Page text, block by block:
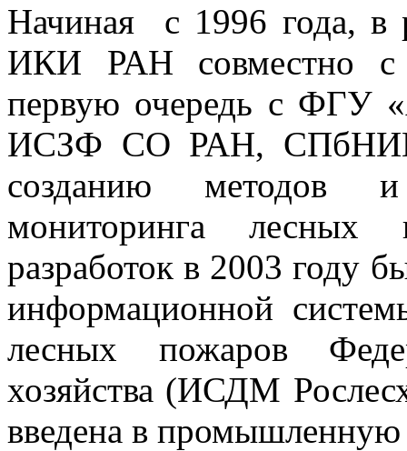
Начиная с 1996 года, в
ИКИ РАН совместно с
первую очередь с ФГУ
ИСЗФ СО РАН,
созданию методов и
мониторинга
разработок в 2003 году
информационной
лесных пожаров
хозяйства (ИСДМ
введена в промышленную